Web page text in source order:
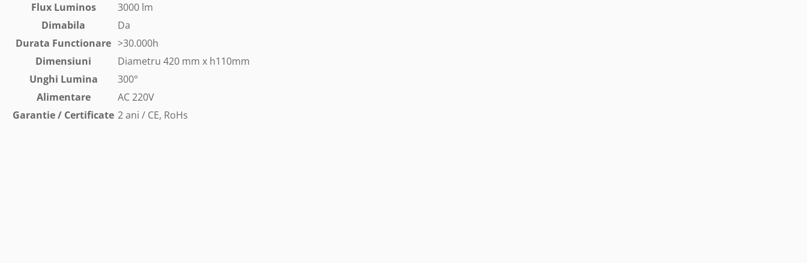
Flux Luminos
3000 lm
Dimabila
Da
Durata Functionare >30.000h
Dimensiuni
Diametru 420 mm x h110mm
Unghi Lumina
300°
Alimentare
AC 220V
Garantie / Certificate 2 ani / CE, RoHs